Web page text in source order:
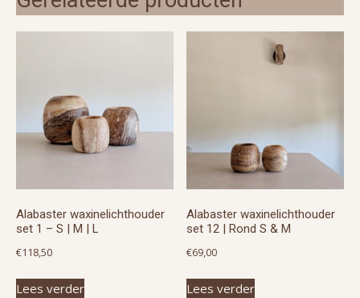
Alabaster waxinelichthouder
set 1 – S | M | L
€118,50
Lees verder
Alabaster waxinelichthouder
set 12 | Rond S & M
€69,00
Lees verder